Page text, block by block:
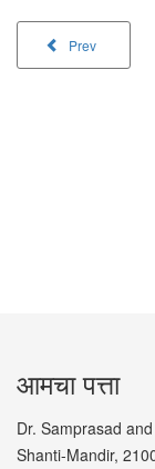
Prev
आमचा पत्ता
Dr. Samprasad
Shanti-Mandir,